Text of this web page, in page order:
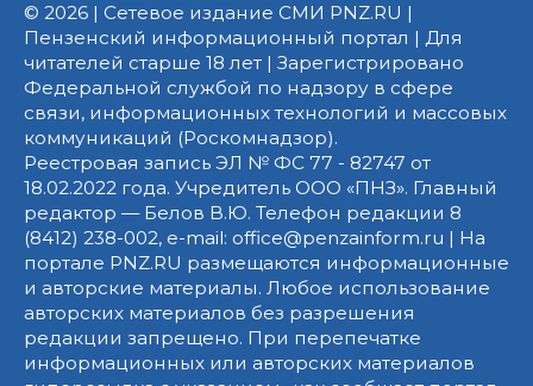
© 2026 | Сетевое издание СМИ PNZ.RU |
Пензенский информационный портал | Для
читателей старше 18 лет | Зарегистрировано
Федеральной службой по надзору в сфере
связи, информационных технологий и массовых
коммуникаций (Роскомнадзор).
Реестровая запись ЭЛ № ФС 77 - 82747 от
18.02.2022 года. Учредитель ООО «ПНЗ». Главный
редактор — Белов В.Ю. Телефон редакции 8
(8412) 238-002, e-mail: office@penzainform.ru | На
портале PNZ.RU размещаются информационные
и авторские материалы. Любое использование
авторских материалов без разрешения
редакции запрещено. При перепечатке
информационных или авторских материалов